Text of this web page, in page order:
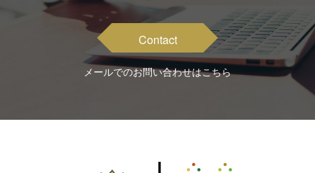
品川区荏原1丁目
Contact
メールでのお問い合わせはこちら